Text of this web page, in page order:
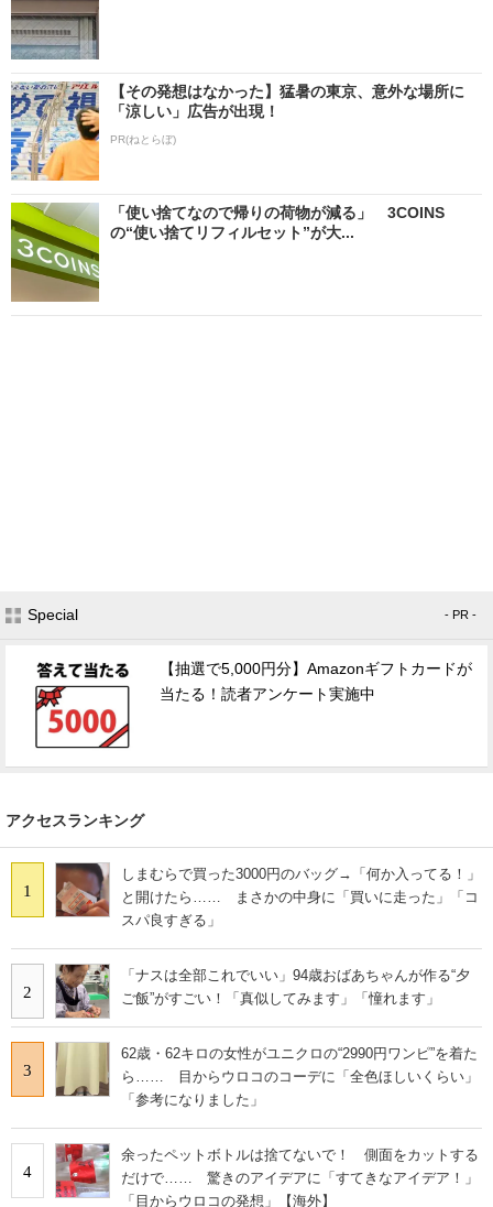
【その発想はなかった】猛暑の東京、意外な場所に
「涼しい」広告が出現！
PR(ねとらぼ)
「使い捨てなので帰りの荷物が減る」 3COINS
の“使い捨てリフィルセット”が大...
Special - PR -
【抽選で5,000円分】Amazonギフトカードが
当たる！読者アンケート実施中
アクセスランキング
1
しまむらで買った3000円のバッグ→「何か入ってる！」
と開けたら…… まさかの中身に「買いに走った」「コ
スパ良すぎる」
2
「ナスは全部これでいい」94歳おばあちゃんが作る“夕
ご飯”がすごい！「真似してみます」「憧れます」
3
62歳・62キロの女性がユニクロの“2990円ワンピ”を着た
ら…… 目からウロコのコーデに「全色ほしいくらい」
「参考になりました」
4
余ったペットボトルは捨てないで！ 側面をカットする
だけで…… 驚きのアイデアに「すてきなアイデア！」
「目からウロコの発想」【海外】